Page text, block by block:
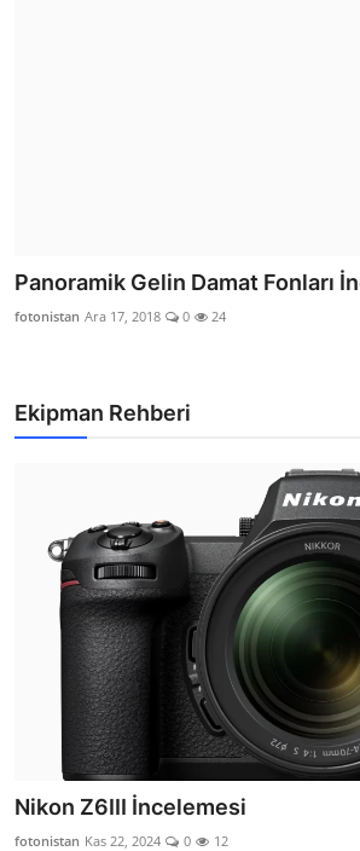
Panoramik Gelin Damat Fonları
fotonistan Ara 17, 2018 0 24
Ekipman Rehberi
Nikon Z6III İncelemesi
fotonistan Kas 22, 2024 0 12